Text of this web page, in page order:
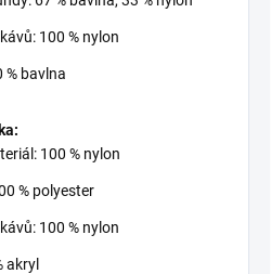
100 % nylon
% bavlna
100 % nylon
% polyester
100 % nylon
akryl